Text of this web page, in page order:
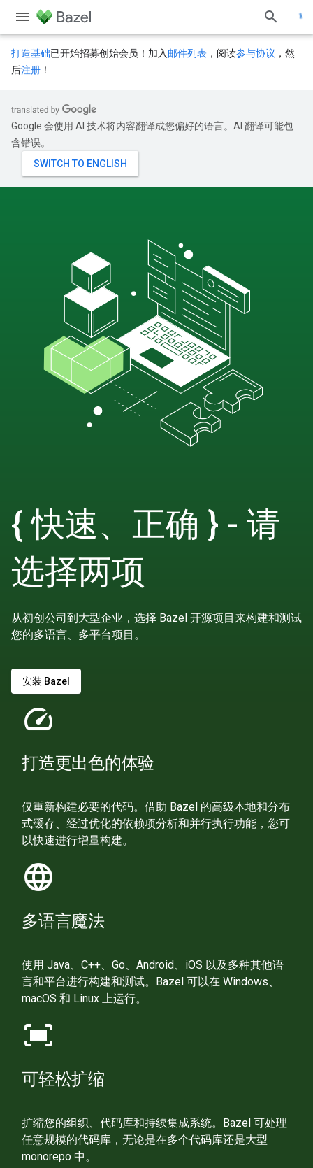
打造基础已开始招募创始会员！加入 邮件列表 ，阅读参与协议 ，然
后注册 ！
Google 会使用 AI 技术将内容翻译成您偏好的语言。AI 翻译可能包
含错误。
{ 快速、正确 } - 请
选择两项
从初创公司到大型企业，选择 Bazel 开源项目来构建和测试
您的多语言、多平台项目。
安装 Bazel
speed
打造更出色的体验
仅重新构建必要的代码。借助 Bazel 的高级本地和分布
式缓存、经过优化的依赖项分析和并行执行功能，您可
以快速进行增量构建。
language
多语言魔法
使用 Java、C++、Go、Android、iOS 以及多种其他语
言和平台进行构建和测试。Bazel 可以在 Windows、
macOS 和 Linux 上运行。
fit_screen
可轻松扩缩
扩缩您的组织、代码库和持续集成系统。Bazel 可处理
任意规模的代码库，无论是在多个代码库还是大型
monorepo 中。